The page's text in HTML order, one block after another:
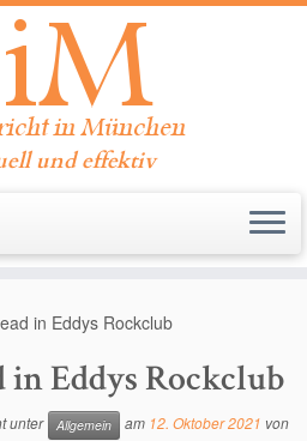
und effektiv
in Eddys Rockclub
in Eddys Rockclub
unter Allgemein am 12. Oktober 2021 von